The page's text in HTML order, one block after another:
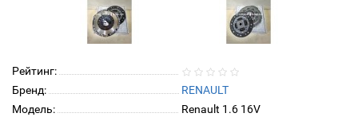
Рейтинг:
Бренд:
RENAULT
Модель:
Renault 1.6 16V